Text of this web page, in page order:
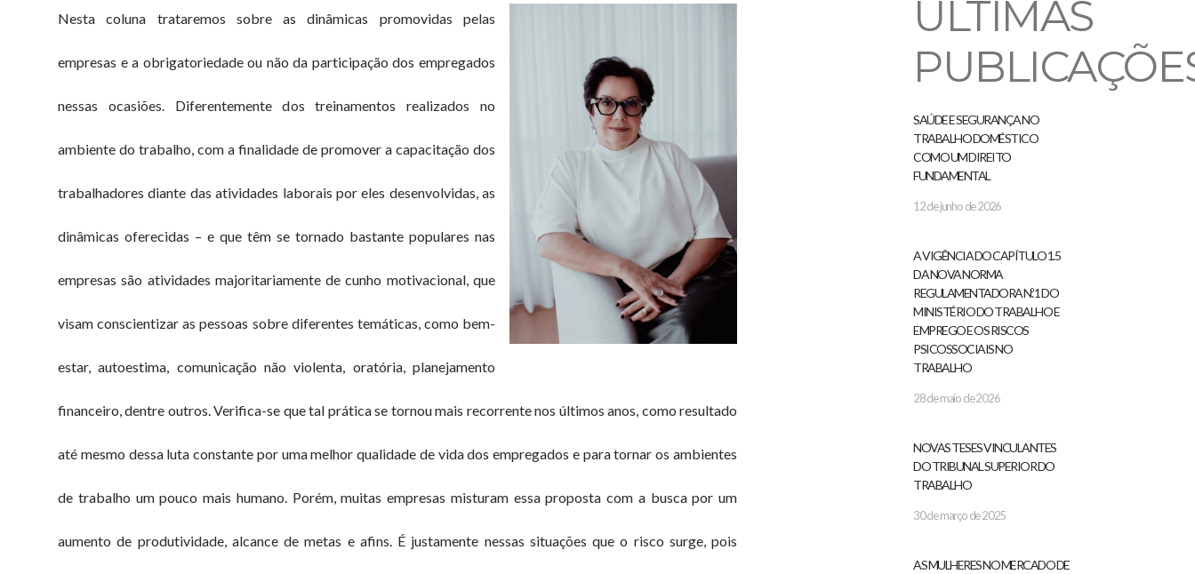
Nesta coluna trataremos sobre as dinâmicas promovidas pelas
empresas e a obrigatoriedade ou não da participação dos empregados
nessas ocasiões. Diferentemente dos treinamentos realizados no
ambiente do trabalho, com a finalidade de promover a capacitação dos
trabalhadores diante das atividades laborais por eles desenvolvidas, as
dinâmicas oferecidas – e que têm se tornado bastante populares nas
empresas são atividades majoritariamente de cunho motivacional, que
visam conscientizar as pessoas sobre diferentes temáticas, como bem-
estar, autoestima, comunicação não violenta, oratória, planejamento
financeiro, dentre outros. Verifica-se que tal prática se tornou mais recorrente nos últimos anos, como resultado
até mesmo dessa luta constante por uma melhor qualidade de vida dos empregados e para tornar os ambientes
de trabalho um pouco mais humano. Porém, muitas empresas misturam essa proposta com a busca por um
aumento de produtividade, alcance de metas e afins. É justamente nessas situações que o risco surge, pois
ÚLTIMAS
SAÚDE E SEGURANÇA NO
TRABALHO DOMÉSTICO
COMO UM DIREITO
FUNDAMENTAL
12 de junho de 2026
A VIGÊNCIA DO CAPÍTULO 1.5
DA NOVA NORMA
REGULAMENTADORA N.º 1 DO
MINISTÉRIO DO TRABALHO E
EMPREGO E OS RISCOS
PSICOSSOCIAIS NO
TRABALHO
28 de maio de 2026
NOVAS TESES VINCULANTES
DO TRIBUNAL SUPERIOR DO
TRABALHO
30 de março de 2025
AS MULHERES NO MERCADO DE